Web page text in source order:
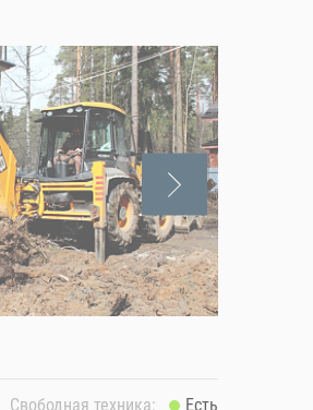
Свободная техника: Есть